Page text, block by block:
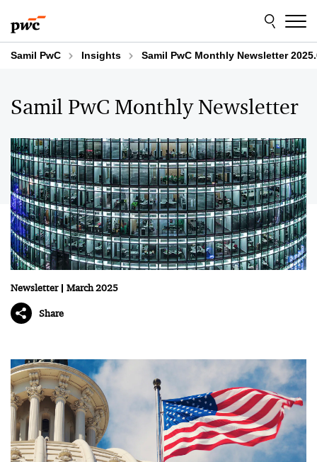
to
content
to
footer
Samil PwC Insights Samil PwC Monthly Newsletter
Samil PwC Monthly Newsletter
Newsletter
March 2025
Share